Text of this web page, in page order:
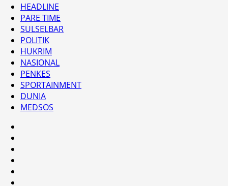
HEADLINE
PARE TIME
SULSELBAR
POLITIK
HUKRIM
NASIONAL
PENKES
SPORTAINMENT
DUNIA
MEDSOS